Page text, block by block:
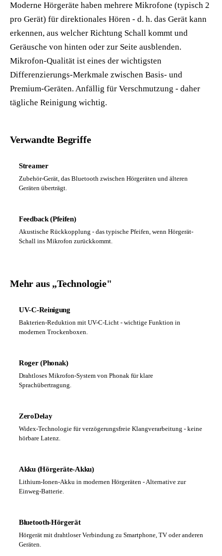
Moderne Hörgeräte haben mehrere Mikrofone (typisch 2
pro Gerät) für direktionales Hören - d. h. das Gerät kann
erkennen, aus welcher Richtung Schall kommt und
Geräusche von hinten oder zur Seite ausblenden.
Mikrofon-Qualität ist eines der wichtigsten
Differenzierungs-Merkmale zwischen Basis- und
Premium-Geräten. Anfällig für Verschmutzung - daher
tägliche Reinigung wichtig.
Verwandte Begriffe
Streamer
Zubehör-Gerät, das Bluetooth zwischen Hörgeräten und älteren
Geräten überträgt.
Feedback (Pfeifen)
Akustische Rückkopplung - das typische Pfeifen, wenn Hörgerät-
Schall ins Mikrofon zurückkommt.
Mehr aus „Technologie"
UV-C-Reinigung
Bakterien-Reduktion mit UV-C-Licht - wichtige Funktion in
modernen Trockenboxen.
Roger (Phonak)
Drahtloses Mikrofon-System von Phonak für klare
Sprachübertragung.
ZeroDelay
Widex-Technologie für verzögerungsfreie Klangverarbeitung - keine
hörbare Latenz.
Akku (Hörgeräte-Akku)
Lithium-Ionen-Akku in modernen Hörgeräten - Alternative zur
Einweg-Batterie.
Bluetooth-Hörgerät
Hörgerät mit drahtloser Verbindung zu Smartphone, TV oder anderen
Geräten.